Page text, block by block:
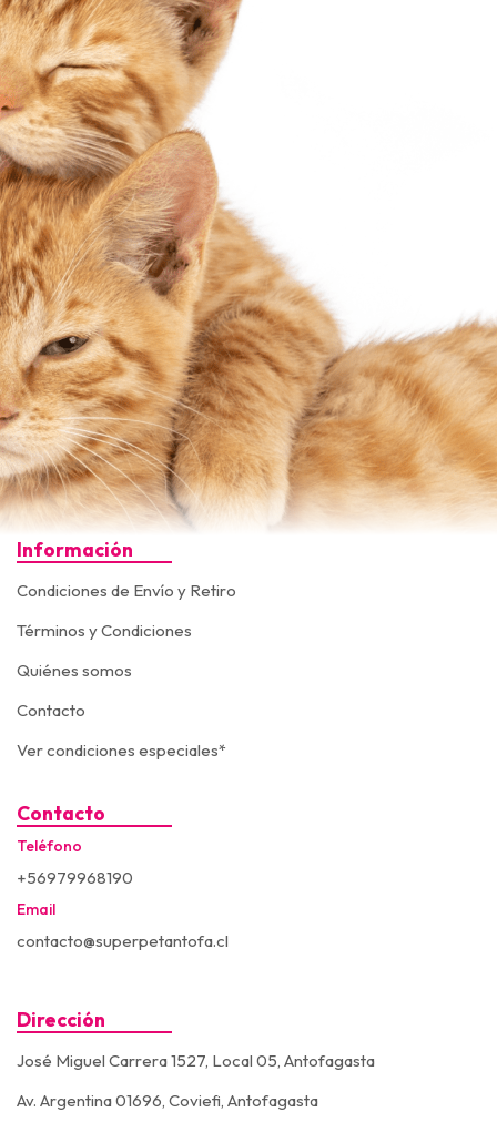
Información
Condiciones de Envío y Retiro
Términos y Condiciones
Quiénes somos
Contacto
Ver condiciones especiales*
Contacto
Teléfono
+56979968190
Email
contacto@superpetantofa.cl
Dirección
José Miguel Carrera 1527, Local 05, Antofagasta
Av. Argentina 01696, Coviefi, Antofagasta